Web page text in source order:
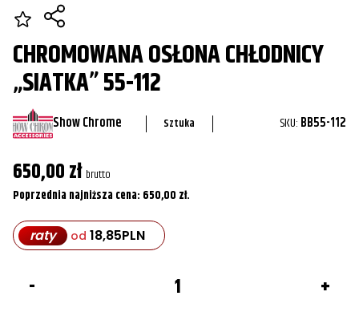
CHROMOWANA OSŁONA CHŁODNICY
„SIATKA” 55-112
Show Chrome Sztuka SKU: BB55-112
650,00zł brutto
Poprzednia najniższa cena: 650,00 zł.
raty od 18,85PLN